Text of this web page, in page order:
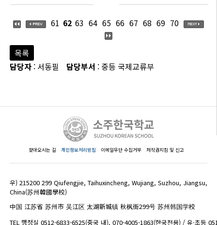
61 62 63 64 65 66 67 68 69 70
목록
담당자 : 서동필 담당부서 : 중등 국제교류부
찾아오시는 길 개인정보처리방침 이메일무단 수집거부 저작권지침 및 신고
우) 215200 299 Qiufengjie, Taihuxincheng, Wujiang, Suzhou, Jiangsu,
China(苏州韓國學校)
中国 江苏省 苏州市 吴江区 太湖新城镇 秋枫街299号 苏州韩国学校
TEL 행정실 0512-6833-6525(중국 내), 070-4005-1863(한국전용) / 유·초등